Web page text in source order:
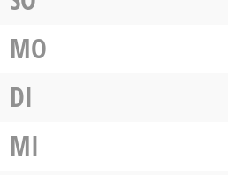
MO
DI
MI